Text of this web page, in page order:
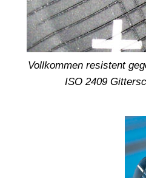
Vollkommen resistent
ISO 2409